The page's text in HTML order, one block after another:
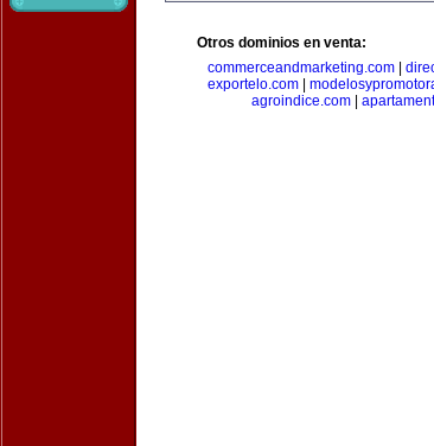
Otros dominios en venta:
commerceandmarketing.com|
exportelo.com
agroindice.com